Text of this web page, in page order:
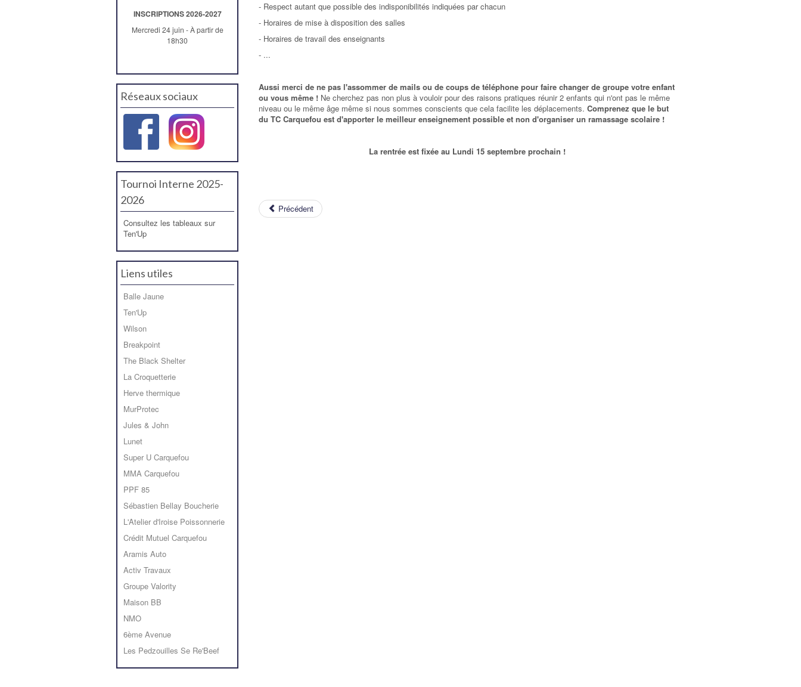
INSCRIPTIONS 2026-2027
Mercredi 24 juin - À partir de
18h30
Réseaux sociaux
Tournoi Interne 2025-
2026
Consultez les tableaux sur
Ten'Up
Liens utiles
Balle Jaune
Ten'Up
Wilson
Breakpoint
The Black Shelter
La Croquetterie
Herve thermique
MurProtec
Jules & John
Lunet
Super U Carquefou
MMA Carquefou
PPF 85
Sébastien Bellay Boucherie
L'Atelier d'Iroise Poissonnerie
Crédit Mutuel Carquefou
Aramis Auto
Activ Travaux
Groupe Valority
Maison BB
NMO
6ème Avenue
Les Pedzouilles Se Re'Beef
- Respect autant que possible des indisponibilités indiquées par chacun
- Horaires de mise à disposition des salles
- Horaires de travail des enseignants
- ...
Aussi merci de ne pas l'assommer de mails ou de coups de téléphone pour faire changer de groupe votre enfant
ou vous même ! Ne cherchez pas non plus à vouloir pour des raisons pratiques réunir 2 enfants qui n'ont pas le même
niveau ou le même âge même si nous sommes conscients que cela facilite les déplacements. Comprenez que le but
du TC Carquefou est d'apporter le meilleur enseignement possible et non d'organiser un ramassage scolaire !
La rentrée est fixée au Lundi 15 septembre prochain !
Précédent